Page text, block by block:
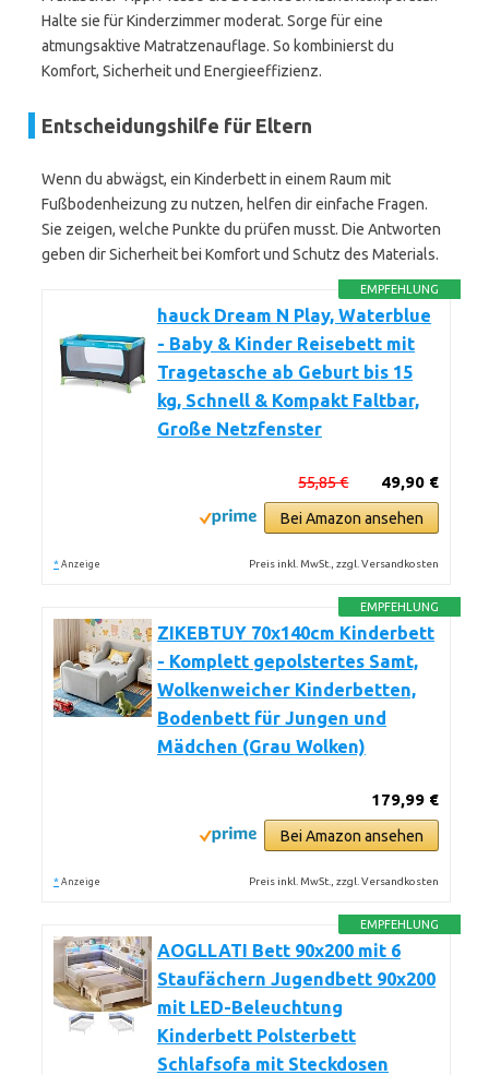
Halte sie für Kinderzimmer moderat. Sorge für eine
atmungsaktive Matratzenauflage. So kombinierst du
Komfort, Sicherheit und Energieeffizienz.
Entscheidungshilfe für Eltern
Wenn du abwägst, ein Kinderbett in einem Raum mit
Fußbodenheizung zu nutzen, helfen dir einfache Fragen.
Sie zeigen, welche Punkte du prüfen musst. Die Antworten
geben dir Sicherheit bei Komfort und Schutz des Materials.
EMPFEHLUNG
hauck Dream N Play, Waterblue
- Baby & Kinder Reisebett mit
Tragetasche ab Geburt bis 15
kg, Schnell & Kompakt Faltbar,
Große Netzfenster
49,90 €
55,85 €
Bei Amazon ansehen
* Anzeige Preis inkl. MwSt., zzgl. Versandkosten
EMPFEHLUNG
ZIKEBTUY 70x140cm Kinderbett
- Komplett gepolstertes Samt,
Wolkenweicher Kinderbetten,
Bodenbett für Jungen und
Mädchen (Grau Wolken)
179,99 €
Bei Amazon ansehen
* Anzeige Preis inkl. MwSt., zzgl. Versandkosten
EMPFEHLUNG
AOGLLATI Bett 90x200 mit 6
Staufächern Jugendbett 90x200
mit LED-Beleuchtung
Kinderbett Polsterbett
Schlafsofa mit Steckdosen